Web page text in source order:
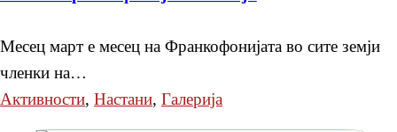
Месец март е месец на Франкофонијата во сите земји
членки на…
Активности, Настани, Галерија